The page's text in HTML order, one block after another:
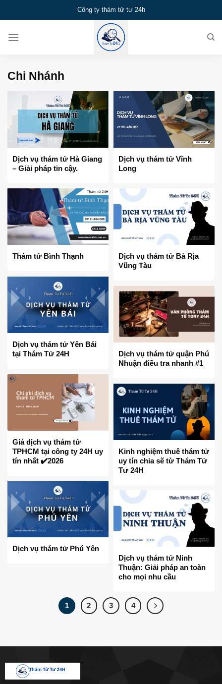
qua
dung
Công ty thám tử tư 24h
Chi Nhánh
Dịch vụ thám tử Hà Giang
– Giải pháp tin cậy.
Dịch vụ thám tử Vĩnh
Long
Thám tử Bình Thạnh
Dịch vụ thám tử Bà Rịa
Vũng Tàu
Dịch vụ thám tử Yên Bái
tại Thám Tử 24H
Dịch vụ thám tử quận Phú
Nhuận điều tra nhanh #1
Giá dịch vụ thám tử
TPHCM tại công ty 24H uy
tín nhất ✔️2026
Kinh nghiệm thuê thám tử
uy tín chia sẽ từ Thám Tử
Tư 24H
Dịch vụ thám tử Phú Yên
Dịch vụ thám tử Ninh
Thuận: Giải pháp an toàn
cho mọi nhu cầu
1 2 3 4